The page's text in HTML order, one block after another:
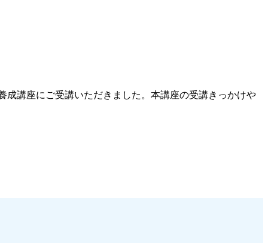
成講座にご受講いただきました。本講座の受講きっかけや